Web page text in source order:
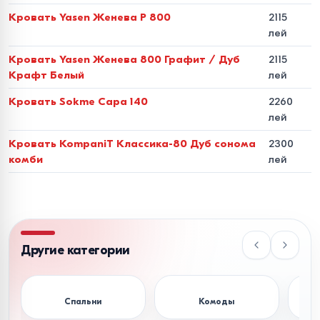
циклов по тесту Мартиндейла (эффект
«Антикоготь»). Модели из экокожи обеспечивают
абсолютную гипоаллергенность и очищаются
простой влажной салфеткой.
Стандарты размеров и
нормы эргономики для
спальни
должны соответствовать площади помещения:
спального
места (см)
габариты
каркаса (см)
спальни
в
Кровать Yasen Женева P 800
2115
лей
Кровать Yasen Женева 800 Графит / Дуб
Крафт Белый
2115
лей
Кровать Sokme Сара 140
2260
лей
Кровать KompaniT Классика-80 Дуб сонома
комби
2300
лей
Другие категории
Спальни Комоды